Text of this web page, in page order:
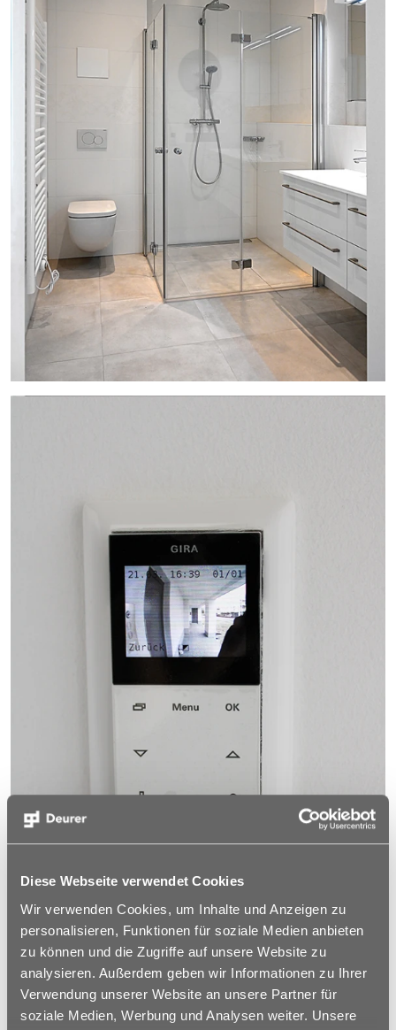
Diese Webseite verwendet Cookies
Wir verwenden Cookies, um Inhalte und Anzeigen zu
personalisieren, Funktionen für soziale Medien anbieten
zu können und die Zugriffe auf unsere Website zu
analysieren. Außerdem geben wir Informationen zu Ihrer
Verwendung unserer Website an unsere Partner für
soziale Medien, Werbung und Analysen weiter. Unsere